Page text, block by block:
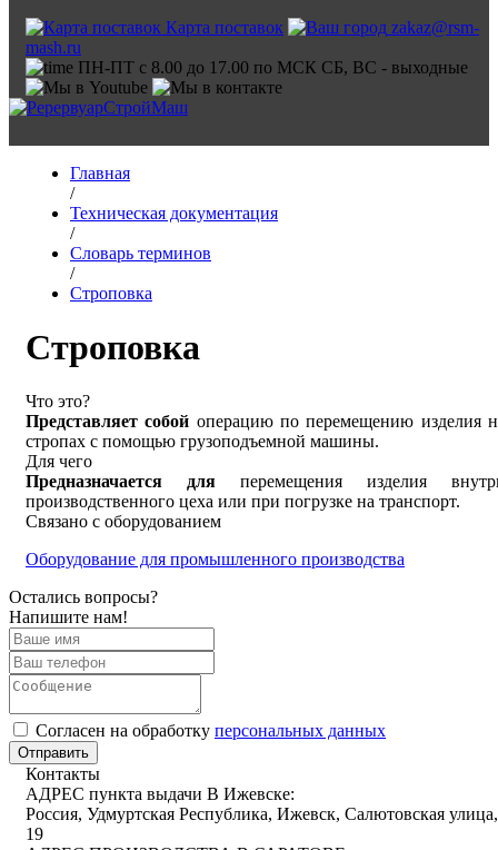
Карта поставок
zakaz@rsm-
mash.ru
ПН-ПТ с 8.00 до 17.00 по МСК СБ, ВС - выходные
Главная
/
Техническая документация
/
Словарь терминов
/
Строповка
Строповка
Что это?
Представляет собой операцию по перемещению изделия
стропах с помощью грузоподъемной машины.
Для чего
Предназначается для перемещения изделия
производственного цеха или при погрузке на транспорт.
Связано с оборудованием
Оборудование для промышленного производства
Остались вопросы?
Напишите нам!
Cогласен на обработку персональных данных
Отправить
Контакты
АДРЕС пункта выдачи В Ижевске:
Россия, Удмуртская Республика, Ижевск, Салютовская улица,
19